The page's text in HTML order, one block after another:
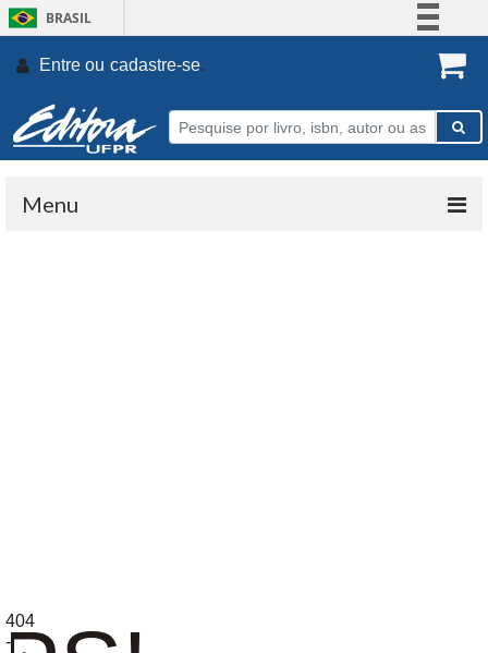
BRASIL
Participe
Entre ou cadastre-se.
Menu
404
-